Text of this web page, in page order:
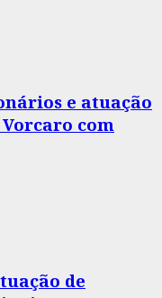
e atuação
com
de